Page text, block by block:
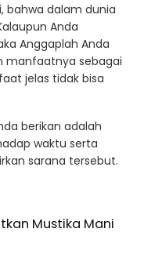
bahwa dalam dunia
Anda
Anggaplah Anda
manfaatnya sebagai
jelas tidak bisa
berikan adalah
waktu serta
sarana tersebut.
Mustika Mani